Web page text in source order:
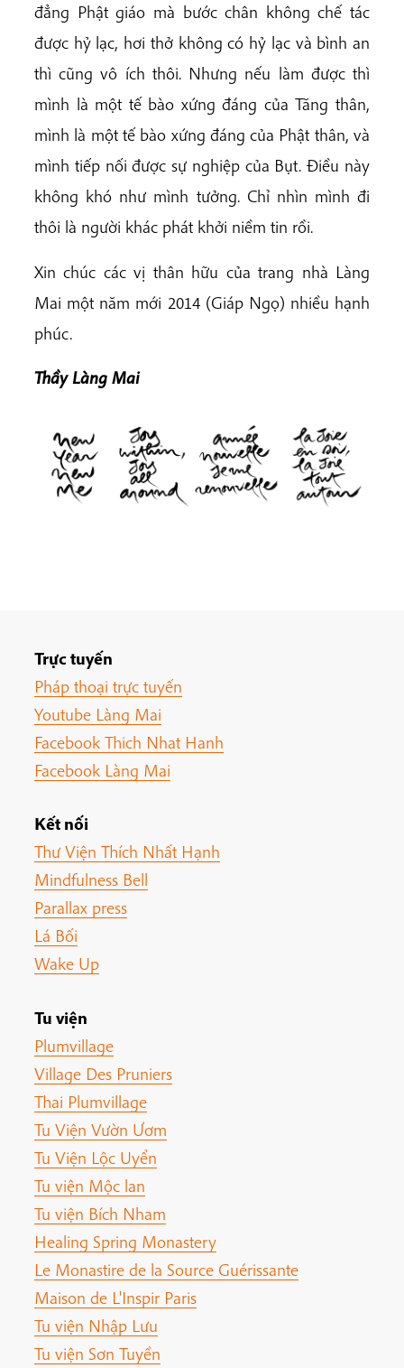
đẳng Phật giáo mà bước chân không chế tác
được hỷ lạc, hơi thở không có hỷ lạc và bình an
thì cũng vô ích thôi. Nhưng nếu làm được thì
mình là một tế bào xứng đáng của Tăng thân,
mình là một tế bào xứng đáng của Phật thân, và
mình tiếp nối được sự nghiệp của Bụt. Điều này
không khó như mình tưởng. Chỉ nhìn mình đi
thôi là người khác phát khởi niềm tin rồi.
Xin chúc các vị thân hữu của trang nhà Làng
Mai một năm mới 2014 (Giáp Ngọ) nhiều hạnh
phúc.
Thầy Làng Mai
Trực tuyến
Pháp thoại trực tuyến
Youtube Làng Mai
Facebook Thich Nhat Hanh
Facebook Làng Mai
Kết nối
Thư Viện Thích Nhất Hạnh
Mindfulness Bell
Parallax press
Lá Bối
Wake Up
Tu viện
Plumvillage
Village Des Pruniers
Thai Plumvillage
Tu Viện Vườn Ươm
Tu Viện Lộc Uyển
Tu viện Mộc lan
Tu viện Bích Nham
Healing Spring Monastery
Le Monastire de la Source Guérissante
Maison de L'Inspir Paris
Tu viện Nhập Lưu
Tu viện Sơn Tuyền